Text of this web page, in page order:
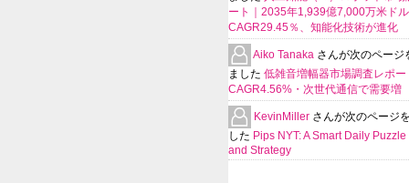
ート｜2035年1,939億7,000万米ド
CAGR29.45％、知能化技術が進化
Aiko Tanaka さんが次のページ
ました 低雑音増幅器市場調査レポー
CAGR4.56%・次世代通信で需要増
KevinMiller さんが次のページ
した Pips NYT: A Smart Daily
and Strategy